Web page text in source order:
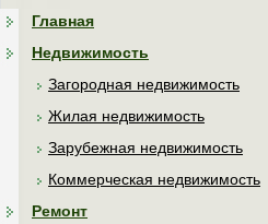
Главная
Недвижимость
Загородная недвижимость
Жилая недвижимость
Зарубежная недвижимость
Коммерческая недвижимость
Ремонт